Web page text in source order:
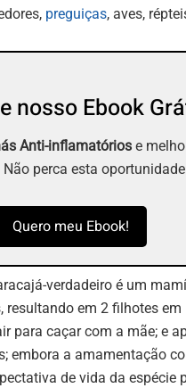
preguiças, aves,
nosso Ebook
Anti-inflamatórios e
perca esta
Quero meu Ebook!
verdadeiro é um
resultando em 2 filhotes
para caçar com a mãe; e
embora a amamentação
de vida da espécie